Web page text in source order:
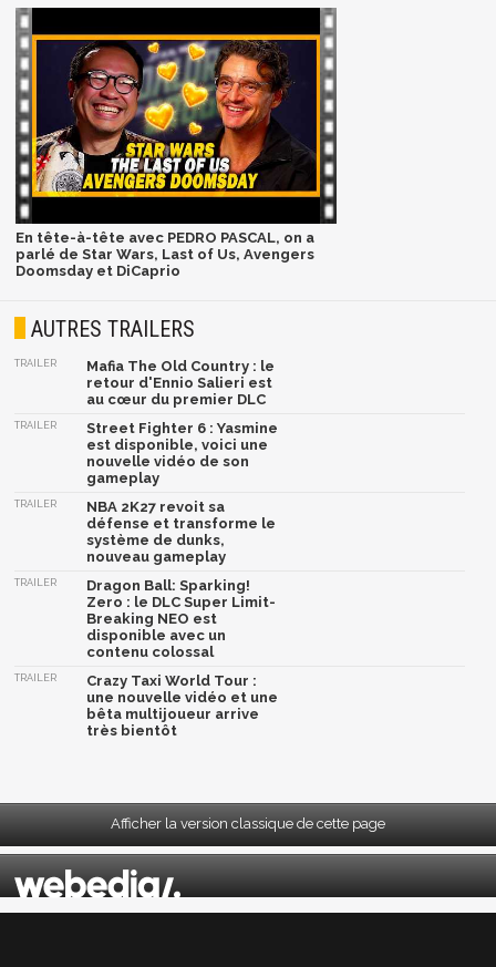
En tête-à-tête avec PEDRO PASCAL, on a
parlé de Star Wars, Last of Us, Avengers
Doomsday et DiCaprio
AUTRES TRAILERS
TRAILER
Mafia The Old Country : le
retour d'Ennio Salieri est
au cœur du premier DLC
TRAILER
Street Fighter 6 : Yasmine
est disponible, voici une
nouvelle vidéo de son
gameplay
TRAILER
NBA 2K27 revoit sa
défense et transforme le
système de dunks,
nouveau gameplay
TRAILER
Dragon Ball: Sparking!
Zero : le DLC Super Limit-
Breaking NEO est
disponible avec un
contenu colossal
TRAILER
Crazy Taxi World Tour :
une nouvelle vidéo et une
bêta multijoueur arrive
très bientôt
Afficher la version classique de cette page